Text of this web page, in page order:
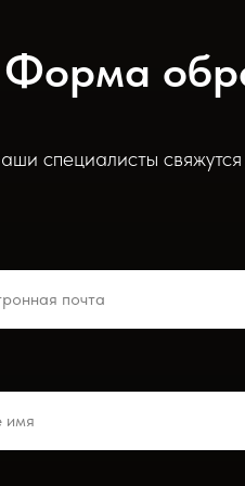
Форма
специалисты